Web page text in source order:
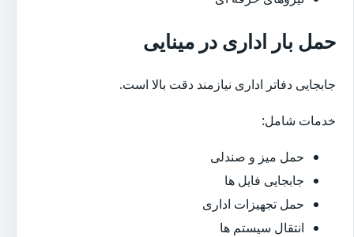
حمل بار اداری در مینایی
جابجایی دفاتر اداری نیازمند دقت بالا است.
خدمات شامل:
حمل میز و صندلی
جابجایی فایل ها
حمل تجهیزات اداری
انتقال سیستم ها